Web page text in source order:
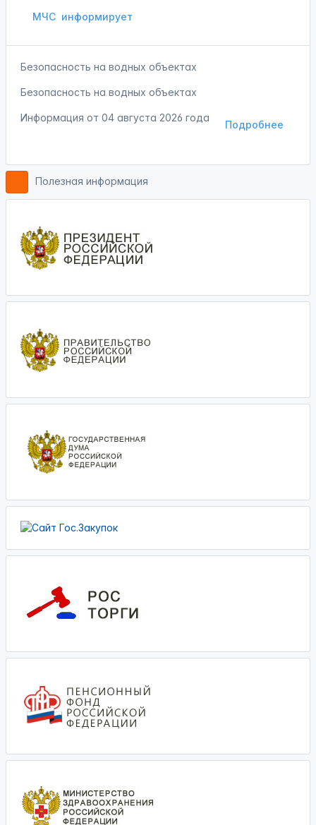
МЧС информирует
Безопасность на водных объектах
Безопасность на водных объектах
Подробнее
Информация от 04 августа 2026 года
Полезная информация